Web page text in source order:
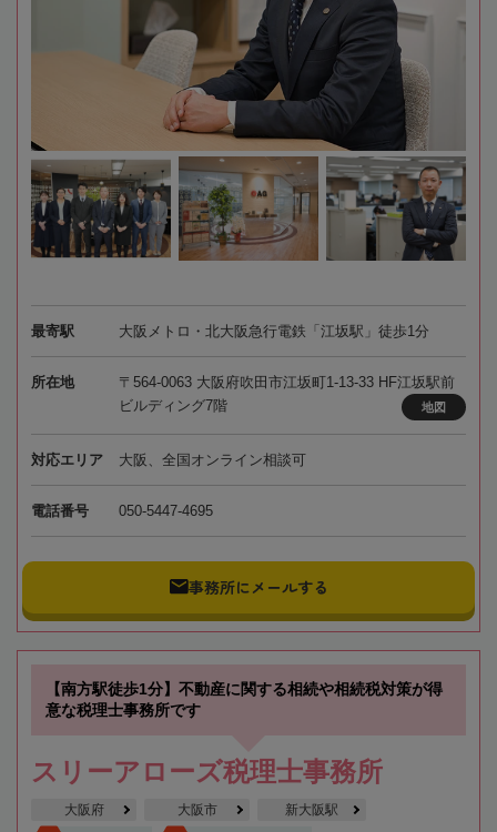
最寄駅 大阪メトロ・北大阪急行電鉄「江坂駅」徒歩1分
所在地
〒564-0063 大阪府吹田市江坂町1-13-33 HF江坂駅前
ビルディング7階
地図
対応エリア 大阪、全国オンライン相談可
電話番号 050-5447-4695
事務所にメールする
【南方駅徒歩1分】不動産に関する相続や相続税対策が得
意な税理士事務所です
スリーアローズ税理士事務所
大阪府 大阪市 新大阪駅